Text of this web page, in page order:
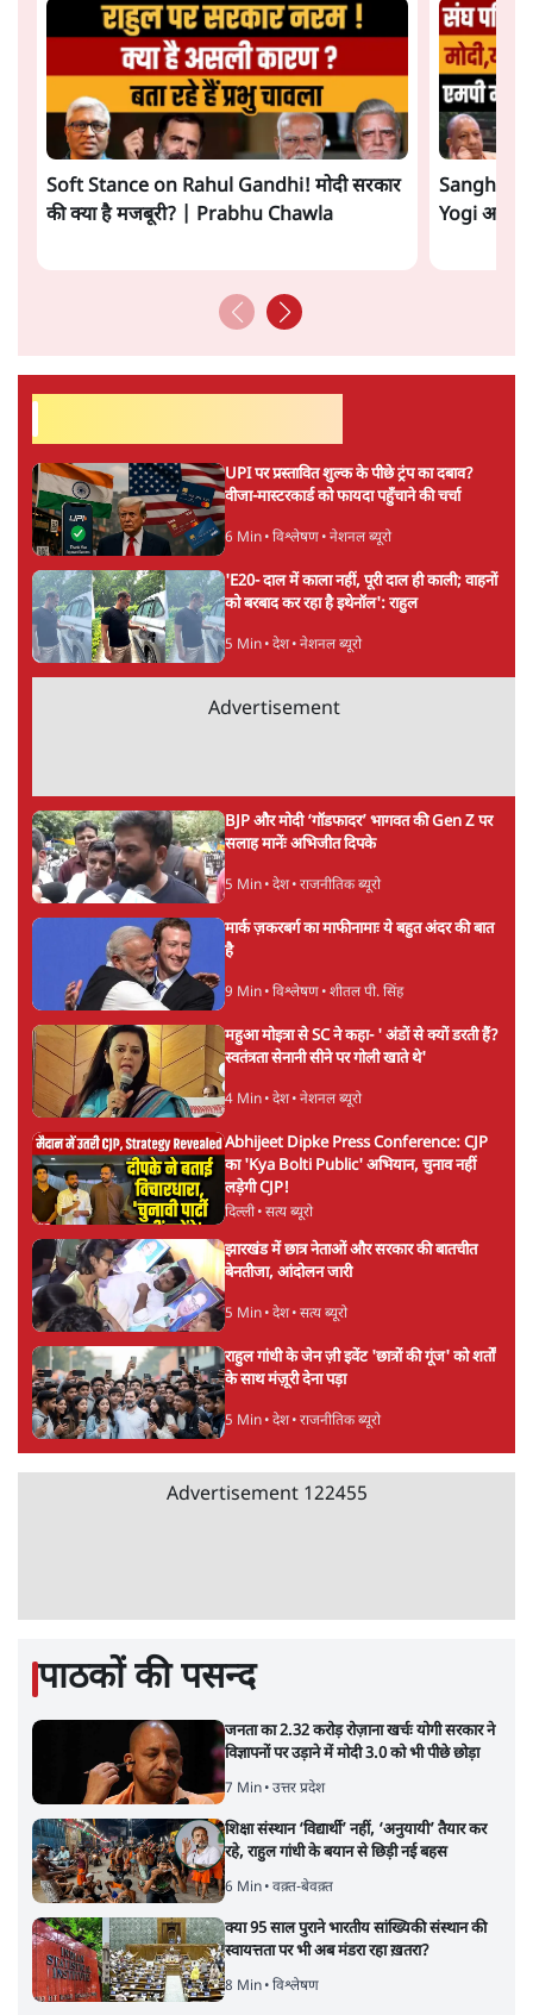
Soft Stance on Rahul Gandhi! मोदी सरकार
की क्या है मजबूरी? | Prabhu Chawla
Sangh
Yogi आपस
UPI पर प्रस्तावित शुल्क के पीछे ट्रंप का दबाव?
वीजा-मास्टरकार्ड को फायदा पहुँचाने की चर्चा
6 Min• विश्लेषण• नेशनल ब्यूरो
'E20- दाल में काला नहीं, पूरी दाल ही काली; वाहनों
को बरबाद कर रहा है इथेनॉल': राहुल
5 Min• देश• नेशनल ब्यूरो
Advertisement
BJP और मोदी ‘गॉडफादर’ भागवत की Gen Z पर
सलाह मानेंः अभिजीत दिपके
5 Min• देश• राजनीतिक ब्यूरो
मार्क ज़करबर्ग का माफीनामाः ये बहुत अंदर की बात
है
9 Min• विश्लेषण• शीतल पी. सिंह
महुआ मोइत्रा से SC ने कहा- ' अंडों से क्यों डरती हैं?
स्वतंत्रता सेनानी सीने पर गोली खाते थे'
4 Min• देश• नेशनल ब्यूरो
Abhijeet Dipke Press Conference: CJP
का 'Kya Bolti Public' अभियान, चुनाव नहीं
लड़ेगी CJP!
दिल्ली• सत्य ब्यूरो
झारखंड में छात्र नेताओं और सरकार की बातचीत
बेनतीजा, आंदोलन जारी
5 Min• देश• सत्य ब्यूरो
राहुल गांधी के जेन ज़ी इवेंट 'छात्रों की गूंज' को शर्तों
के साथ मंज़ूरी देना पड़ा
5 Min• देश• राजनीतिक ब्यूरो
Advertisement 122455
पाठकों की पसन्द
जनता का 2.32 करोड़ रोज़ाना खर्चः योगी सरकार ने
विज्ञापनों पर उड़ाने में मोदी 3.0 को भी पीछे छोड़ा
7 Min• उत्तर प्रदेश
शिक्षा संस्थान ‘विद्यार्थी’ नहीं, ‘अनुयायी’ तैयार कर
रहे, राहुल गांधी के बयान से छिड़ी नई बहस
6 Min• वक़्त-बेवक़्त
क्या 95 साल पुराने भारतीय सांख्यिकी संस्थान की
स्वायत्तता पर भी अब मंडरा रहा ख़तरा?
8 Min• विश्लेषण